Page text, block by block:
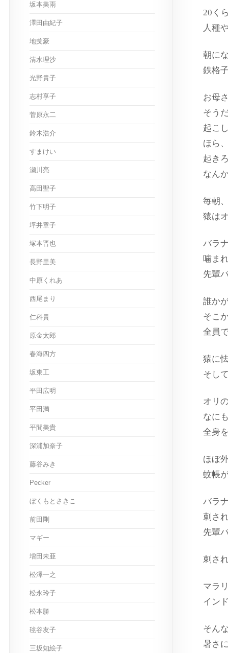
20く
人種
朝に
鉄格
お母
そう
起こ
ほら
起き
なん
毎朝
猿は
バラ
噛ま
先輩
誰か
そこ
全員
猿に
そし
オリ
なに
全身
ほぼ
蚊帳
バラ
刺さ
先輩
刺さ
マラ
イン
そん
暑さ
坂本美雨
澤田由紀子
地曵豪
清水理沙
光野貴子
志村享子
菅原永二
鈴木浩介
すまけい
瀬川亮
高田聖子
竹下明子
坪井章子
塚本晋也
長野里美
中原くれあ
西尾まり
仁科貴
原金太郎
春海四方
坂東工
平田広明
平田満
平間美貴
深浦加奈子
藤谷みき
Pecker
ぼくもとさきこ
前田剛
マギー
増田未亜
松澤一之
松永玲子
松本勝
毬谷友子
三坂知絵子